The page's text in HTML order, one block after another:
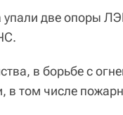
две опоры
в борьбе с
в том числе